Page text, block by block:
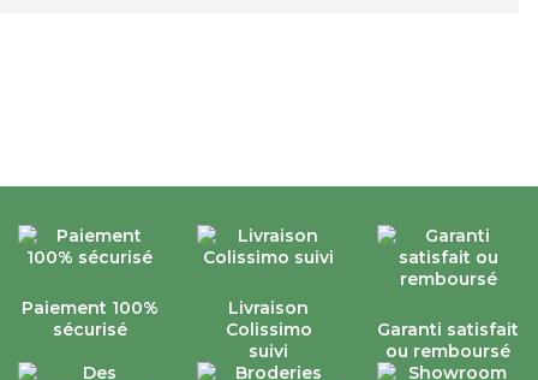
Paiement 100%
sécurisé
Livraison
Colissimo
suivi
Garanti satisfait
ou remboursé